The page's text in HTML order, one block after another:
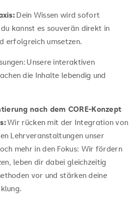
Dein Wissen wird sofort
kannst es souverän direkt in
erfolgreich umsetzen.
Unsere interaktiven
die Inhalte lebendig und
nach dem CORE-Konzept
Wir rücken mit der Integration von
Lehrveranstaltungen unser
mehr in den Fokus: Wir fördern
leben dir dabei gleichzeitig
vor und stärken deine